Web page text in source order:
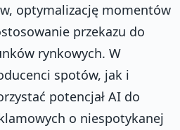
optymalizację momentów
przekazu do
rynkowych. W
spotów, jak i
potencjał AI do
o niespotykanej